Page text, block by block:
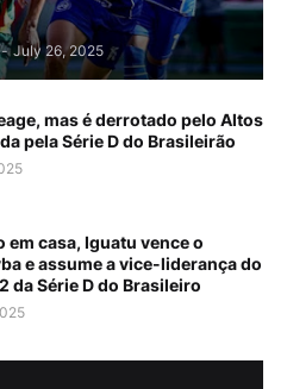
- July 26, 2025
mas é derrotado pelo Altos
pela Série D do Brasileirão
em casa, Iguatu vence o
e assume a vice-liderança do
da Série D do Brasileiro